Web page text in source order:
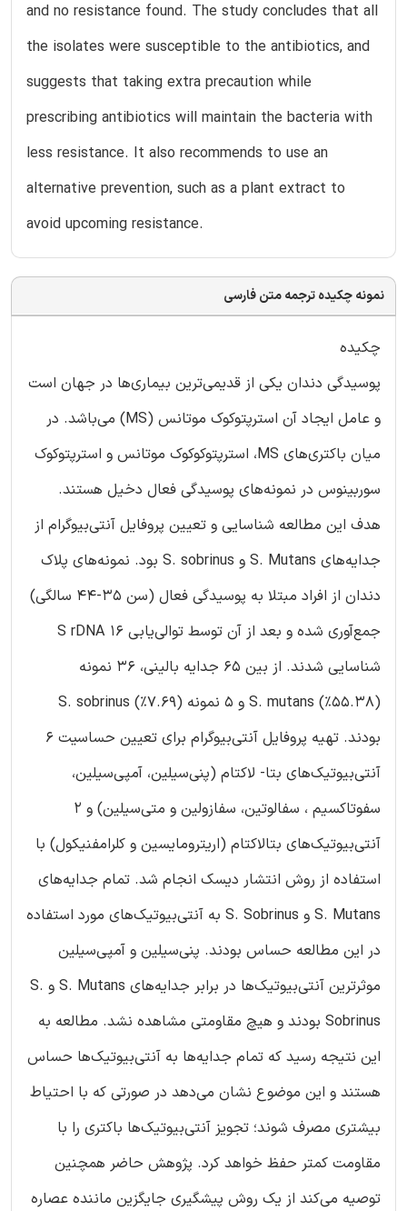
and no resistance found. The study concludes that all
the isolates were susceptible to the antibiotics, and
suggests that taking extra precaution while
prescribing antibiotics will maintain the bacteria with
less resistance. It also recommends to use an
alternative prevention, such as a plant extract to
avoid upcoming resistance.
نمونه چکیده ترجمه متن فارسی
چکیده
پوسیدگی دندان یکی از قدیمی‌ترین بیماری‌ها در جهان است
و عامل ایجاد آن استرپتوکوک موتانس (MS) می‌باشد. در
میان باکتری‌های MS، استرپتوکوکوک موتانس و استرپتوکوک
سوربینوس در نمونه‌های پوسیدگی فعال دخیل هستند.
هدف این مطالعه شناسایی و تعیین پروفایل آنتی‌بیوگرام از
جدایه‌های S. Mutans و S. sobrinus بود. نمونه‌های پلاک
دندان از افراد مبتلا به پوسیدگی فعال (سن 35-44 سالگی)
جمع‌آوری شده و بعد از آن توسط توالی‌یابی S rDNA 16
شناسایی شدند. از بین 65 جدایه بالینی، 36 نمونه
(55.38%) S. mutans و 5 نمونه (7.69%) S. sobrinus
بودند. تهیه پروفایل آنتی‌بیوگرام برای تعیین حساسیت 6
آنتی‌بیوتیک‌های بتا- لاکتام (پنی‌سیلین، آمپی‌سیلین،
سفوتاکسیم ، سفالوتین، سفازولین و متی‌سیلین) و 2
آنتی‌بیوتیک‌های بتالاکتام (اریترومایسین و کلرامفنیکول) با
استفاده از روش انتشار دیسک انجام شد. تمام جدایه‌های
S. Mutans و S. Sobrinus به آنتی‌بیوتیک‌های مورد استفاده
در این مطالعه حساس بودند. پنی‌سیلین و آمپی‌سیلین
موثرترین آنتی‌بیوتیک‌ها در برابر جدایه‌های S. Mutans و S.
Sobrinus بودند و هیچ مقاومتی مشاهده نشد. مطالعه به
این نتیجه رسید که تمام جدایه‌ها به آنتی‌بیوتیک‌ها حساس
هستند و این موضوع نشان می‌دهد در صورتی که با احتیاط
بیشتری مصرف شوند؛ تجویز آنتی‌بیوتیک‌ها باکتری را با
مقاومت کمتر حفظ خواهد کرد. پژوهش حاضر همچنین
توصیه می‌کند از یک روش پیشگیری جایگزین ماننده عصاره